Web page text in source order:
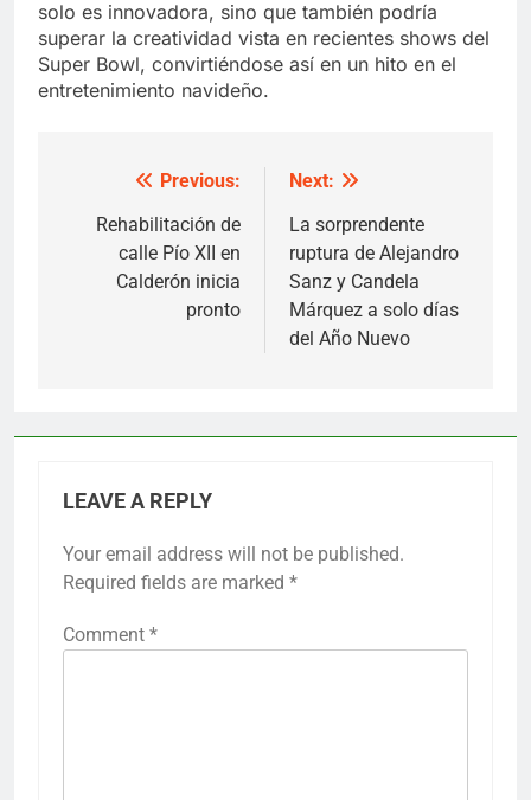
solo es innovadora, sino que también podría
superar la creatividad vista en recientes shows del
Super Bowl, convirtiéndose así en un hito en el
entretenimiento navideño.
navigation
Previous:
Rehabilitación de
calle Pío XII en
Calderón inicia
pronto
Next:
La sorprendente
ruptura de Alejandro
Sanz y Candela
Márquez a solo días
del Año Nuevo
LEAVE A REPLY
Your email address will not be published.
Required fields are marked *
Comment *